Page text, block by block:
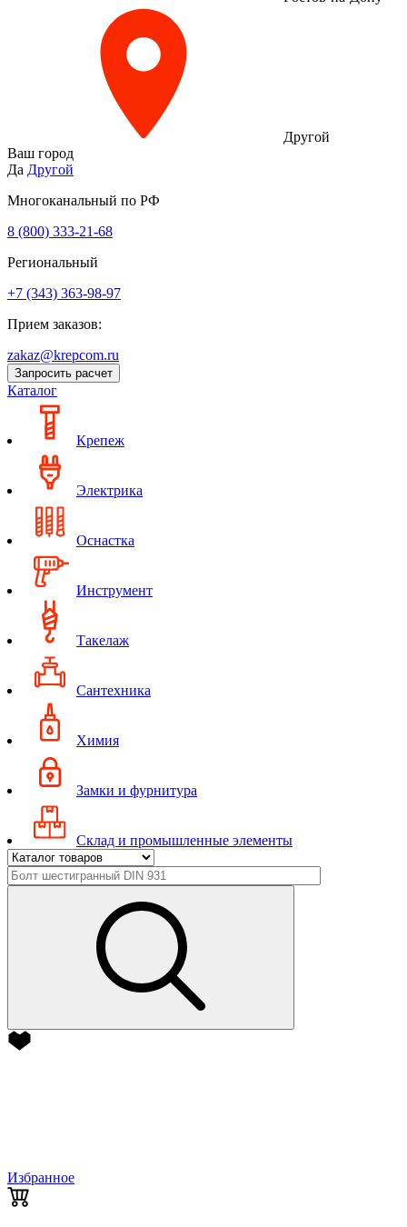
Другой
Ваш город
Да Другой
Многоканальный по РФ
8 (800) 333‑21-68
Региональный
+7 (343) 363-98-97
Прием заказов:
zakaz@krepcom.ru
Запросить расчет
Каталог
Крепеж
Электрика
Оснастка
Инструмент
Такелаж
Сантехника
Химия
Замки и фурнитура
Склад и промышленные элементы
Избранное